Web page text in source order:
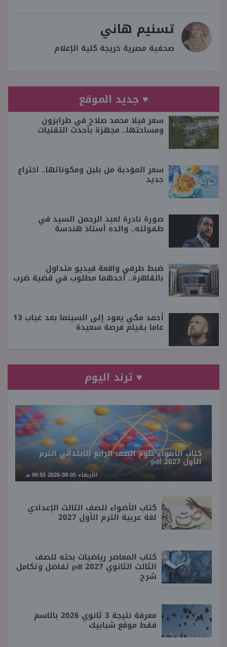
تسنيم هاني
صحفية مصرية خريجة كلية الإعلام
♥ جديد الموقع
سعر فيلا محمد صلاح في طرابزون
ومساحتها.. مجهزة بأحدث التقنيات
سعر المؤدبة من بلبن ومكوناتها.. اختراع
جديد
صورة نادرة لعبد الرحمن السيد في
طفولته.. والده أستاذ هندسة
ضبط طرفي واقعة فيديو متداول
بالقاهرة.. أحدهما مطلوب في قضية ضرب
أحمد مكي يعود إلى السينما بعد غياب 13
عاما بفيلم فرصة سعيدة
♥ ترند اليوم
كتاب الأضواء علوم الصف الرابع الابتدائي الترم
الأول 2027 pdf
الأربعاء 05-08-2026 06:55 مـ
كتاب الأضواء للصف الثالث الإعدادي
لغة عربية الترم الأول 2027
كتاب المعاصر رياضيات بحته للصف
الثالث الثانوي 2027 pdf تفاضل وتكامل
شرح
معرفة نتيجة 3 ثانوي 2026 بالاسم
فقط موقع شبابيك